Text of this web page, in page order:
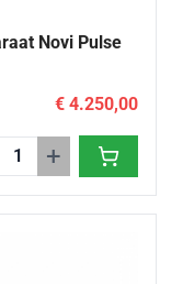
Novi Pulse
€ 4.250,00
+